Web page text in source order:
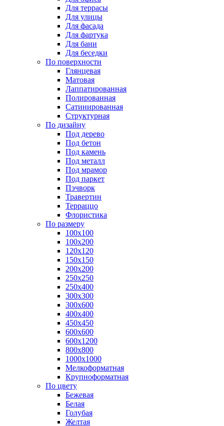
Для террасы
Для улицы
Для фасада
Для фартука
Для бани
Для беседки
По поверхности
Глянцевая
Матовая
Лаппатированная
Полированная
Сатинированная
Структурная
По дизайну
Под дерево
Под бетон
Под камень
Под металл
Под мрамор
Под паркет
Пэчворк
Травертин
Терраццо
Флористика
По размеру
100х100
100х200
120х120
150х150
200х200
250х250
250х400
300х300
300х600
400х400
450х450
600х600
600х1200
800х800
1000х1000
Мелкоформатная
Крупноформатная
По цвету
Бежевая
Белая
Голубая
Желтая